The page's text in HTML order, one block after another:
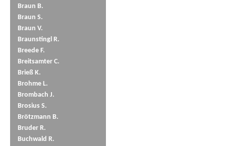
Braun B.
Braun S.
Braun V.
Braunstingl R.
Breede F.
Breitsamter C.
Brieß K.
Brohme L.
Brombach J.
Brosius S.
Brötzmann B.
Bruder R.
Buchwald R.